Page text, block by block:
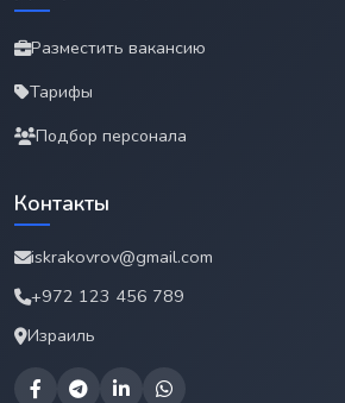
Разместить вакансию
Тарифы
Подбор персонала
Контакты
iskrakovrov@gmail.com
+972 123 456 789
Израиль